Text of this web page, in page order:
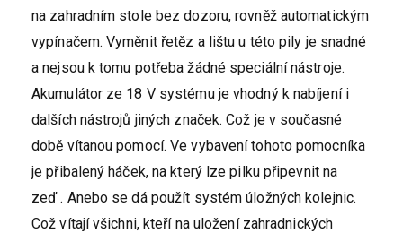
na zahradním stole bez dozoru, rovněž automatickým
vypínačem. Vyměnit řetěz a lištu u této pily je snadné
a nejsou k tomu potřeba žádné speciální nástroje.
Akumulátor ze 18 V systému je vhodný k nabíjení i
dalších nástrojů jiných značek. Což je v současné
době vítanou pomocí. Ve vybavení tohoto pomocníka
je přibalený háček, na který lze pilku připevnit na
zeď . Anebo se dá použít systém úložných kolejnic.
Což vítají všichni, kteří na uložení zahradnických